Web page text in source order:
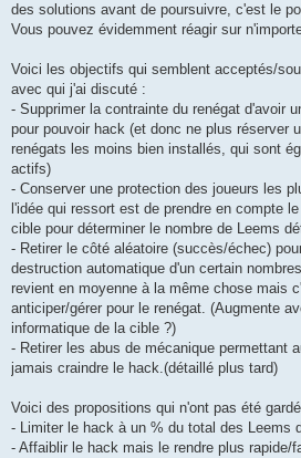
des solutions avant de poursuivre, c'est le
Vous pouvez évidemment réagir sur
Voici les objectifs qui semblent acceptés/
avec qui j'ai discuté :
- Supprimer la contrainte du renégat d'avoir
pour pouvoir hack (et donc ne plus réserver
renégats les moins bien installés, qui sont
actifs)
- Conserver une protection des joueurs les
l'idée qui ressort est de prendre en compte
cible pour déterminer le nombre de Leems
- Retirer le côté aléatoire (succès/échec)
destruction automatique d'un certain
revient en moyenne à la même chose mais
anticiper/gérer pour le renégat. (Augmente
informatique de la cible ?)
- Retirer les abus de mécanique permettant
jamais craindre le hack.(détaillé plus tard)
Voici des propositions qui n'ont pas été
- Limiter le hack à un % du total des Leems
- Affaiblir le hack mais le rendre plus rapide/